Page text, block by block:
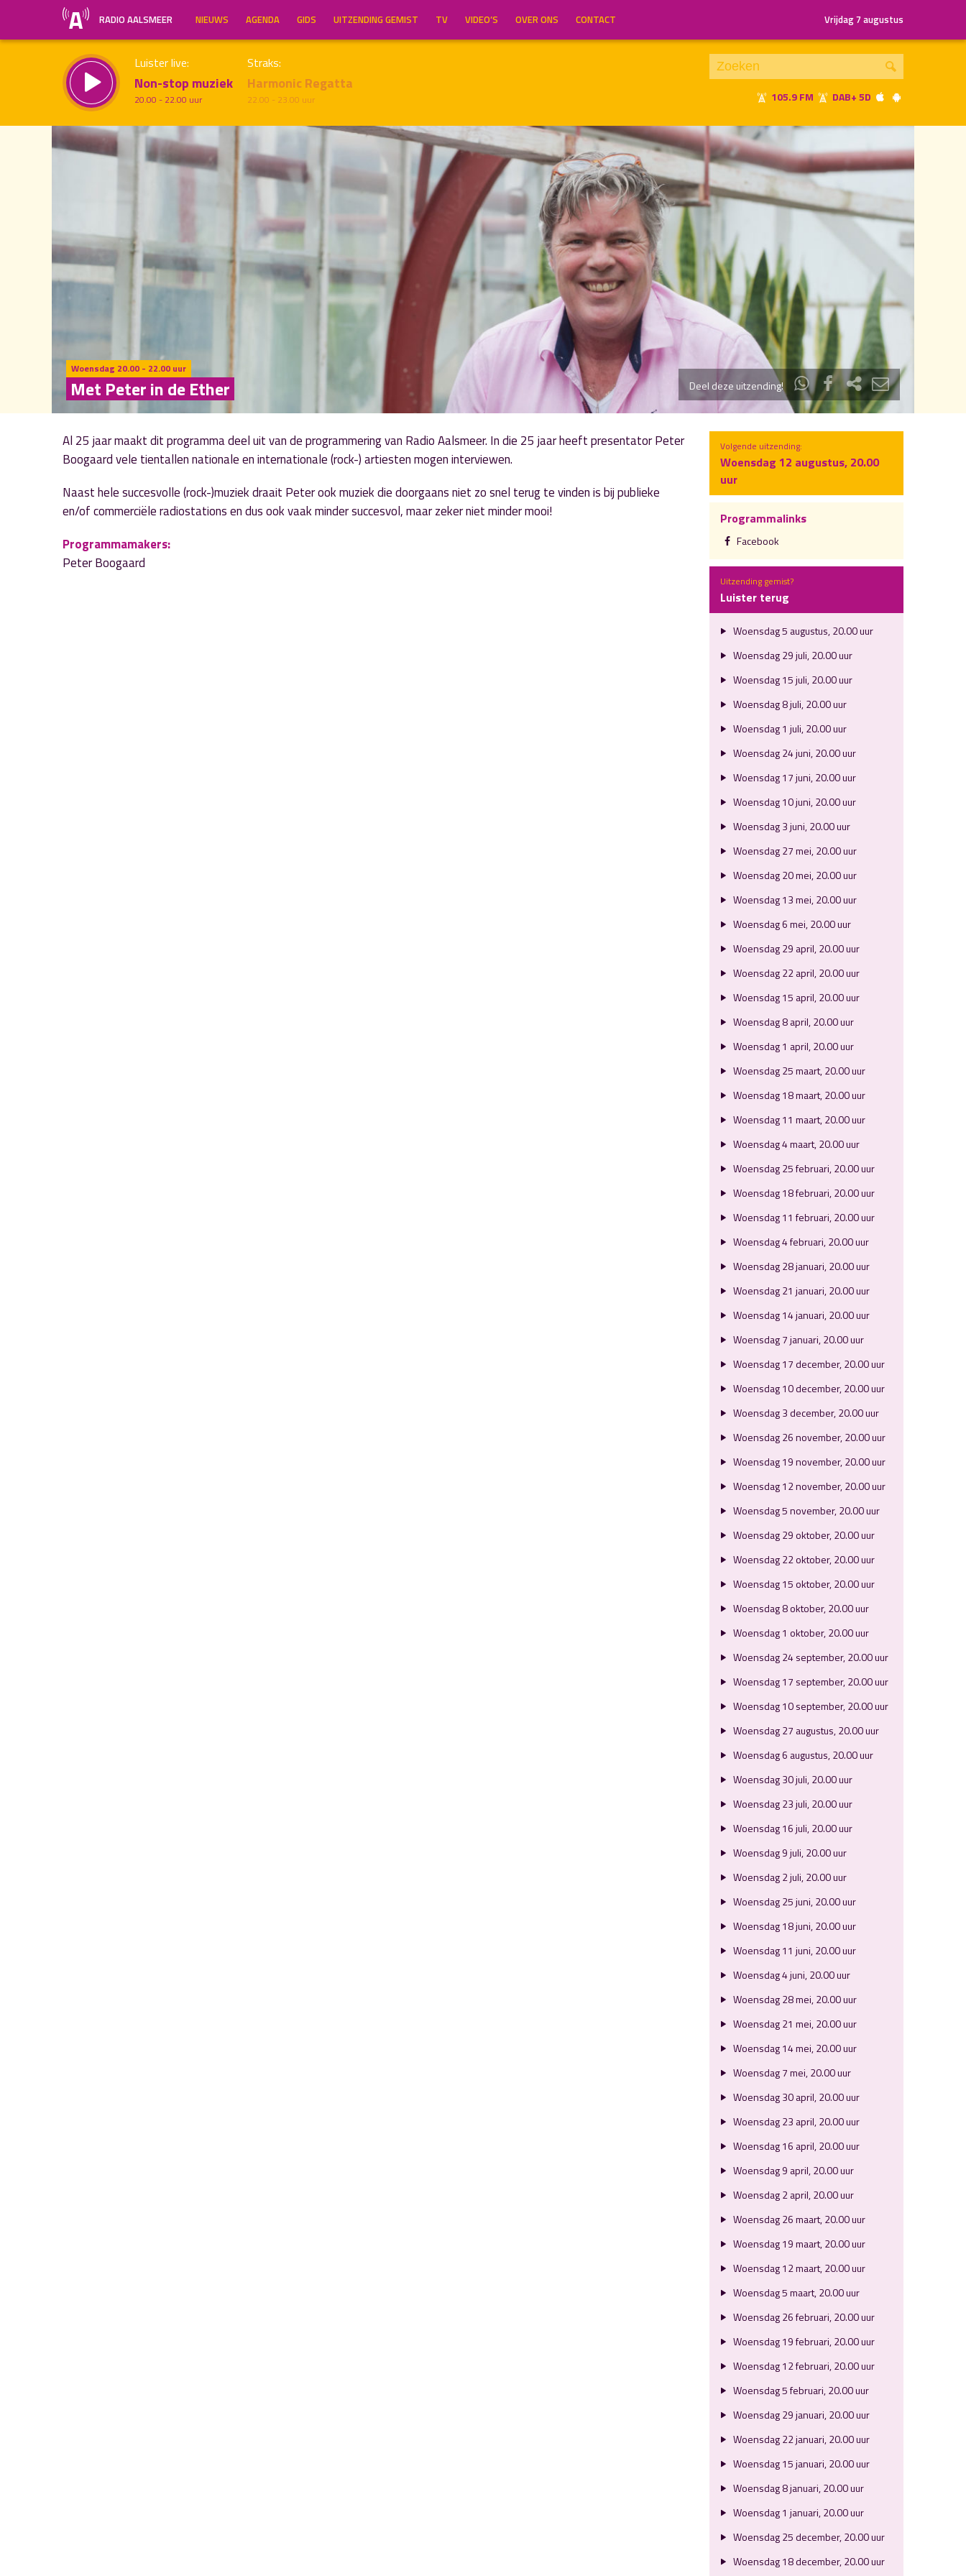
RADIO AALSMEER NIEUWS AGENDA GIDS UITZENDING GEMIST TV VIDEO’S OVER ONS CONTACT Vrijdag 7 augustus
Luister live:
Non-stop muziek
20.00 - 22.00 uur
Straks:
Harmonic Regatta
22.00 - 23.00 uur 105.9 FM DAB+ 5D
21.00
«Vorig uur Volgend uur»
Woensdag 20.00 - 22.00 uur
Met Peter in de Ether Deel deze uitzending!
Al 25 jaar maakt dit programma deel uit van de programmering van Radio Aalsmeer. In die 25 jaar heeft presentator Peter
Boogaard vele tientallen nationale en internationale (rock-) artiesten mogen interviewen.
Naast hele succesvolle (rock-)muziek draait Peter ook muziek die doorgaans niet zo snel terug te vinden is bij publieke
en/of commerciële radiostations en dus ook vaak minder succesvol, maar zeker niet minder mooi!
Programmamakers:
Peter Boogaard
Volgende uitzending:
Woensdag 12 augustus, 20.00
uur
Programmalinks
Facebook
Uitzending gemist?
Luister terug
Woensdag 5 augustus, 20.00 uur
Woensdag 29 juli, 20.00 uur
Woensdag 15 juli, 20.00 uur
Woensdag 8 juli, 20.00 uur
Woensdag 1 juli, 20.00 uur
Woensdag 24 juni, 20.00 uur
Woensdag 17 juni, 20.00 uur
Woensdag 10 juni, 20.00 uur
Woensdag 3 juni, 20.00 uur
Woensdag 27 mei, 20.00 uur
Woensdag 20 mei, 20.00 uur
Woensdag 13 mei, 20.00 uur
Woensdag 6 mei, 20.00 uur
Woensdag 29 april, 20.00 uur
Woensdag 22 april, 20.00 uur
Woensdag 15 april, 20.00 uur
Woensdag 8 april, 20.00 uur
Woensdag 1 april, 20.00 uur
Woensdag 25 maart, 20.00 uur
Woensdag 18 maart, 20.00 uur
Woensdag 11 maart, 20.00 uur
Woensdag 4 maart, 20.00 uur
Woensdag 25 februari, 20.00 uur
Woensdag 18 februari, 20.00 uur
Woensdag 11 februari, 20.00 uur
Woensdag 4 februari, 20.00 uur
Woensdag 28 januari, 20.00 uur
Woensdag 21 januari, 20.00 uur
Woensdag 14 januari, 20.00 uur
Woensdag 7 januari, 20.00 uur
Woensdag 17 december, 20.00 uur
Woensdag 10 december, 20.00 uur
Woensdag 3 december, 20.00 uur
Woensdag 26 november, 20.00 uur
Woensdag 19 november, 20.00 uur
Woensdag 12 november, 20.00 uur
Woensdag 5 november, 20.00 uur
Woensdag 29 oktober, 20.00 uur
Woensdag 22 oktober, 20.00 uur
Woensdag 15 oktober, 20.00 uur
Woensdag 8 oktober, 20.00 uur
Woensdag 1 oktober, 20.00 uur
Woensdag 24 september, 20.00 uur
Woensdag 17 september, 20.00 uur
Woensdag 10 september, 20.00 uur
Woensdag 27 augustus, 20.00 uur
Woensdag 6 augustus, 20.00 uur
Woensdag 30 juli, 20.00 uur
Woensdag 23 juli, 20.00 uur
Woensdag 16 juli, 20.00 uur
Woensdag 9 juli, 20.00 uur
Woensdag 2 juli, 20.00 uur
Woensdag 25 juni, 20.00 uur
Woensdag 18 juni, 20.00 uur
Woensdag 11 juni, 20.00 uur
Woensdag 4 juni, 20.00 uur
Woensdag 28 mei, 20.00 uur
Woensdag 21 mei, 20.00 uur
Woensdag 14 mei, 20.00 uur
Woensdag 7 mei, 20.00 uur
Woensdag 30 april, 20.00 uur
Woensdag 23 april, 20.00 uur
Woensdag 16 april, 20.00 uur
Woensdag 9 april, 20.00 uur
Woensdag 2 april, 20.00 uur
Woensdag 26 maart, 20.00 uur
Woensdag 19 maart, 20.00 uur
Woensdag 12 maart, 20.00 uur
Woensdag 5 maart, 20.00 uur
Woensdag 26 februari, 20.00 uur
Woensdag 19 februari, 20.00 uur
Woensdag 12 februari, 20.00 uur
Woensdag 5 februari, 20.00 uur
Woensdag 29 januari, 20.00 uur
Woensdag 22 januari, 20.00 uur
Woensdag 15 januari, 20.00 uur
Woensdag 8 januari, 20.00 uur
Woensdag 1 januari, 20.00 uur
Woensdag 25 december, 20.00 uur
Woensdag 18 december, 20.00 uur